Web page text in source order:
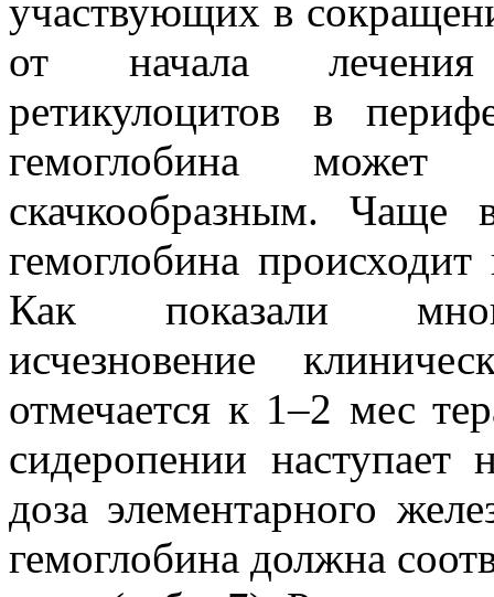
участвующих в
от начала лечения
ретикулоцитов в
гемоглобина
скачкообразным. Чаще
гемоглобина
Как показали
исчезновение
отмечается к 1–2 мес
сидеропении
доза элементарного
гемоглобина должна